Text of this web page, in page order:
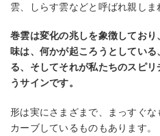
雲、しらす雲などと呼ばれ親しま
巻雲は変化の兆しを象徴してお
味は、何かが起ころうとしてい
る、そしてそれが私たちのスピ
うサインです。
形は実にさまざまで、まっすぐ
カーブしているものもあります。